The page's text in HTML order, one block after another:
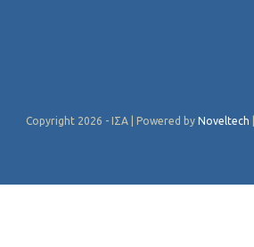
Copyright 2026 - ΙΣΑ | Powered by Noveltech